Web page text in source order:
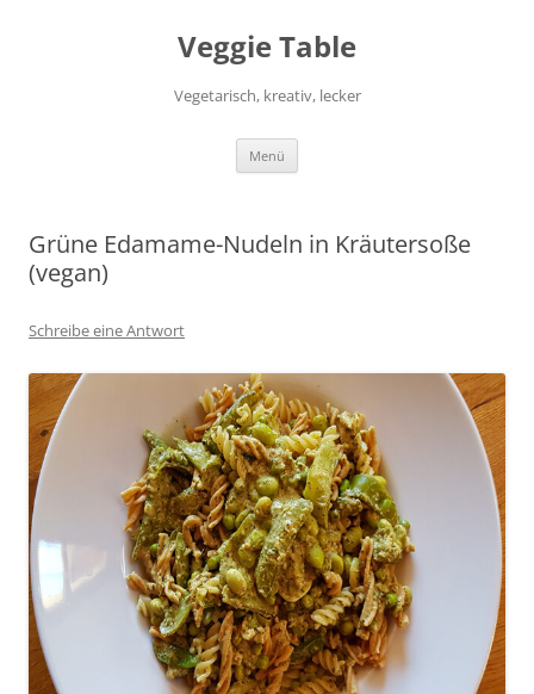
Veggie Table
Vegetarisch, kreativ, lecker
Menü
Grüne Edamame-Nudeln in Kräutersoße
(vegan)
Schreibe eine Antwort